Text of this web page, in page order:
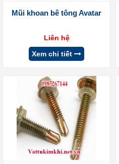
Mũi khoan bê tông Avatar
Liên hệ
Xem chi tiết